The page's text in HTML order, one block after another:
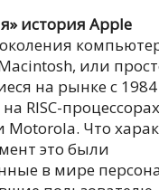
история Apple
или
на рынке с 1984
RISC-
Что
это были
в мире